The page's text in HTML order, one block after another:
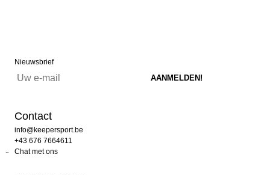
Nieuwsbrief
Contact
info@keepersport.be
+43 676 7664611
Chat met ons